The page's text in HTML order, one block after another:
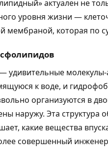
актуален не
уровня жизни —
мембраной, которая по
удивительные
к воде, и
организуются в
наружу. Эта структура
какие вещества
совершенный